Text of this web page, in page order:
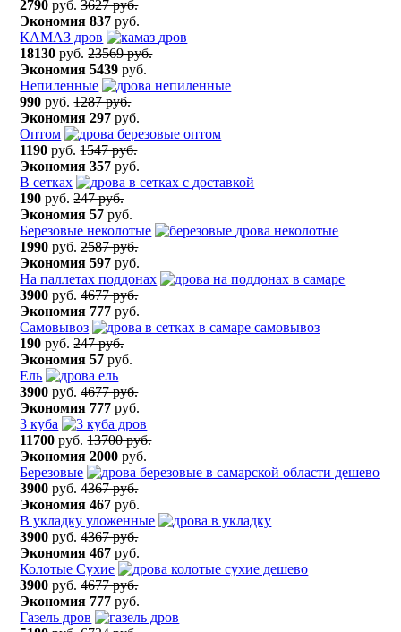
2790 руб.3627 руб.
Экономия 837 руб.
КАМАЗ дров
18130 руб.23569 руб.
Экономия 5439 руб.
Непиленные
990 руб.1287 руб.
Экономия 297 руб.
Оптом
1190 руб.1547 руб.
Экономия 357 руб.
В сетках
190 руб.247 руб.
Экономия 57 руб.
Березовые неколотые
1990 руб.2587 руб.
Экономия 597 руб.
На паллетах поддонах
3900 руб.4677 руб.
Экономия 777 руб.
Самовывоз
190 руб.247 руб.
Экономия 57 руб.
Ель
3900 руб.4677 руб.
Экономия 777 руб.
3 куба
11700 руб.13700 руб.
Экономия 2000 руб.
Березовые
3900 руб.4367 руб.
Экономия 467 руб.
В укладку уложенные
3900 руб.4367 руб.
Экономия 467 руб.
Колотые Сухие
3900 руб.4677 руб.
Экономия 777 руб.
Газель дров